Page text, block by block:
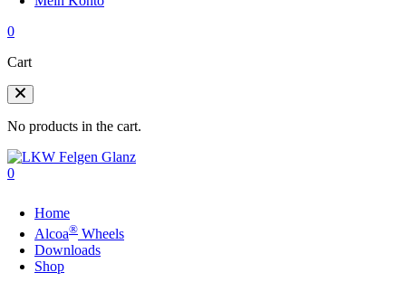
0
Cart
No products in the cart.
0
Home
Alcoa® Wheels
Downloads
Shop